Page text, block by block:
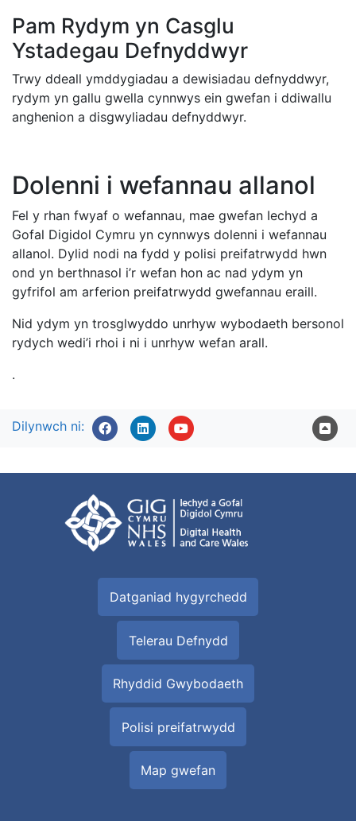
Pam Rydym yn Casglu
Ystadegau Defnyddwyr
Trwy ddeall ymddygiadau a dewisiadau defnyddwyr,
rydym yn gallu gwella cynnwys ein gwefan i ddiwallu
anghenion a disgwyliadau defnyddwyr.
Dolenni i wefannau allanol
Fel y rhan fwyaf o wefannau, mae gwefan Iechyd a
Gofal Digidol Cymru yn cynnwys dolenni i wefannau
allanol. Dylid nodi na fydd y polisi preifatrwydd hwn
ond yn berthnasol i’r wefan hon ac nad ydym yn
gyfrifol am arferion preifatrwydd gwefannau eraill.
Nid ydym yn trosglwyddo unrhyw wybodaeth bersonol
rydych wedi’i rhoi i ni i unrhyw wefan arall.
.
Dilynwch ni:
Datganiad hygyrchedd
Telerau Defnydd
Rhyddid Gwybodaeth
Polisi preifatrwydd
Map gwefan